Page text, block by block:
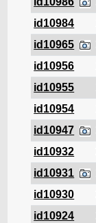
id10984
id10965
id10956
id10955
id10954
id10947
id10932
id10931
id10930
id10924